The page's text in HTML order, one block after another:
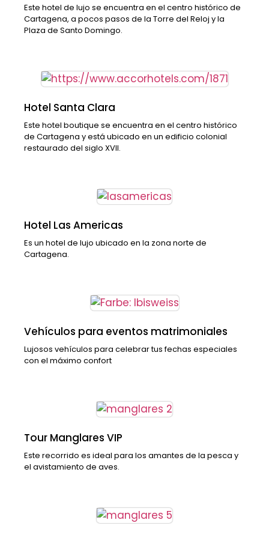
Este hotel de lujo se encuentra en el centro histórico de
Cartagena, a pocos pasos de la Torre del Reloj y la
Plaza de Santo Domingo.
Hotel Santa Clara
Este hotel boutique se encuentra en el centro histórico
de Cartagena y está ubicado en un edificio colonial
restaurado del siglo XVII.
Hotel Las Americas
Es un hotel de lujo ubicado en la zona norte de
Cartagena.
Vehículos para eventos matrimoniales
Lujosos vehículos para celebrar tus fechas especiales
con el máximo confort
Tour Manglares VIP
Este recorrido es ideal para los amantes de la pesca y
el avistamiento de aves.